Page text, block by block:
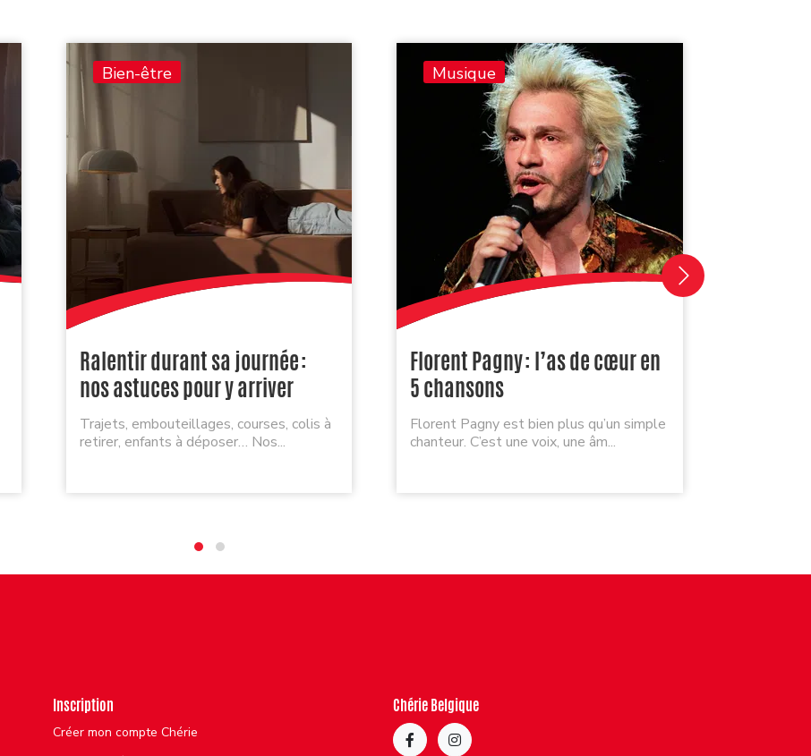
Bien-être
Ralentir durant sa journée :
nos astuces pour y arriver
Trajets, embouteillages, courses, colis à
retirer, enfants à déposer… Nos...
Musique
Florent Pagny : l’as de cœur en
5 chansons
Florent Pagny est bien plus qu’un simple
chanteur. C’est une voix, une âm...
Inscription
Créer mon compte Chérie
Chérie Belgique